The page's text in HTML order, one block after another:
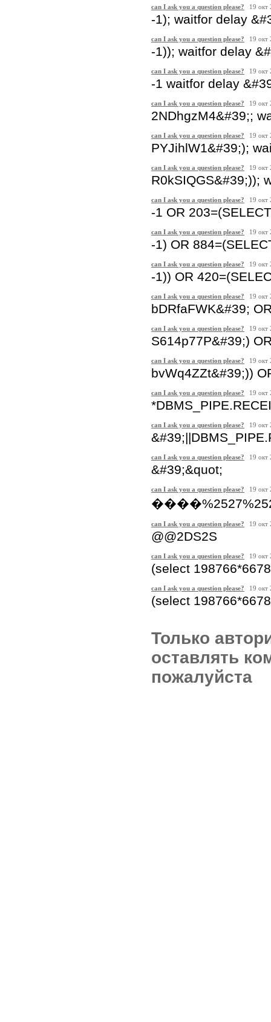
can I ask you a question please? 19
-1); waitfor delay
can I ask you a question please? 19
-1)); waitfor delay
can I ask you a question please? 19
-1 waitfor delay
can I ask you a question please? 19
2NDhgzM4&#39;;
can I ask you a question please? 19
PYJihlW1&#39;);
can I ask you a question please? 19
R0kSIQGS&#39;));
can I ask you a question please? 19
-1 OR
can I ask you a question please? 19
-1) OR
can I ask you a question please? 19
-1)) OR
can I ask you a question please? 19
bDRfaFWK&#39;
can I ask you a question please? 19
S614p77P&#39;)
can I ask you a question please? 19
bvWq4ZZt&#39;))
can I ask you a question please? 19
can I ask you a question please? 19
can I ask you a question please? 19
&#39;&quot;
can I ask you a question please? 19
can I ask you a question please? 19
@@2DS2S
can I ask you a question please? 19
(select
can I ask you a question please? 19
(select
Только
оставлять
пожалуйста